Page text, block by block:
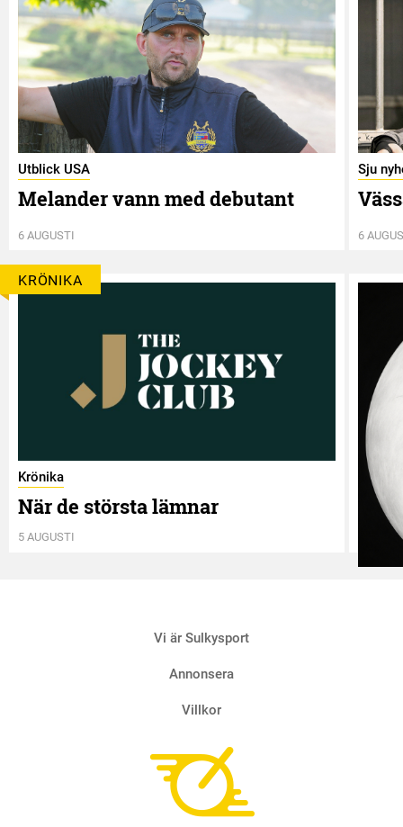
Utblick USA
Melander vann med debutant
6 AUGUSTI
Sju
6
KRÖNIKA
Krönika
När de största lämnar
5 AUGUSTI
Vi är Sulkysport
Annonsera
Villkor